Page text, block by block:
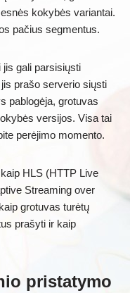
kokybės variantai.
pačius segmentus.
jis gali parsisiųsti
prašo serverio siųsti
pablogėja, grotuvas
versijos. Visa tai
perėjimo momento.
HLS (HTTP Live
Streaming over
grotuvas turėtų
prašyti ir kaip
pristatymo